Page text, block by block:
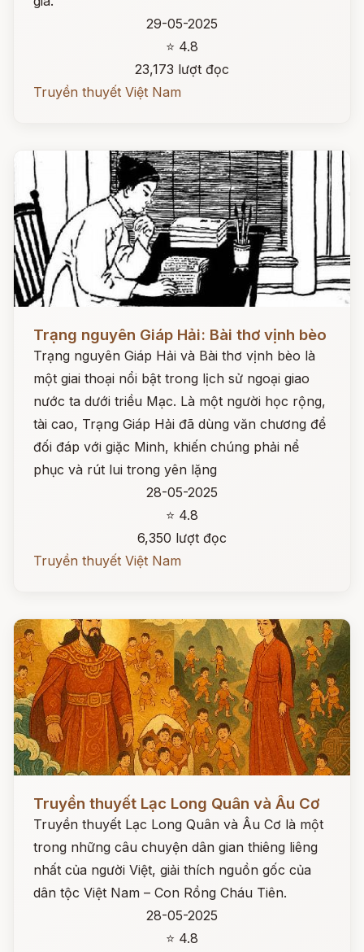
29-05-2025
⭐ 4.8
23,173 lượt đọc
Truyền thuyết Việt Nam
Trạng nguyên Giáp Hải: Bài thơ vịnh bèo
Trạng nguyên Giáp Hải và Bài thơ vịnh bèo là
một giai thoại nổi bật trong lịch sử ngoại giao
nước ta dưới triều Mạc. Là một người học rộng,
tài cao, Trạng Giáp Hải đã dùng văn chương để
đối đáp với giặc Minh, khiến chúng phải nể
phục và rút lui trong yên lặng
28-05-2025
⭐ 4.8
6,350 lượt đọc
Truyền thuyết Việt Nam
Đọc ngay
Truyền thuyết Lạc Long Quân và Âu Cơ
Truyền thuyết Lạc Long Quân và Âu Cơ là một
trong những câu chuyện dân gian thiêng liêng
nhất của người Việt, giải thích nguồn gốc của
dân tộc Việt Nam – Con Rồng Cháu Tiên.
28-05-2025
⭐ 4.8